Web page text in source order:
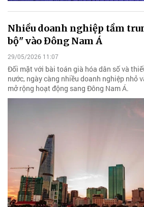
Nhiều doanh nghiệp tầm
bộ" vào Đông Nam Á
29/05/2026 11:07
Đối mặt với bài toán già hóa dân số và
nước, ngày càng nhiều doanh nghiệp nhỏ
mở rộng hoạt động sang Đông Nam Á.